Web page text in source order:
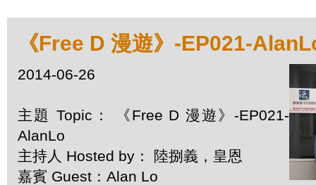
《Free D 漫遊》-EP021-
2014-06-26
主題 Topic： 《Free D 漫遊》-EP021-
AlanLo
主持人 Hosted by： 陸捌義，皇恩
嘉賓 Guest：Alan Lo